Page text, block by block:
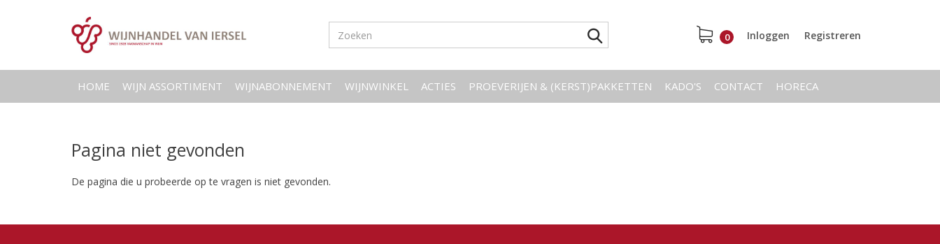
0 Inloggen Registreren
HOME WIJN ASSORTIMENT WIJNABONNEMENT WIJNWINKEL ACTIES PROEVERIJEN & (KERST)PAKKETTEN KADO'S CONTACT HORECA
Pagina niet gevonden
De pagina die u probeerde op te vragen is niet gevonden.